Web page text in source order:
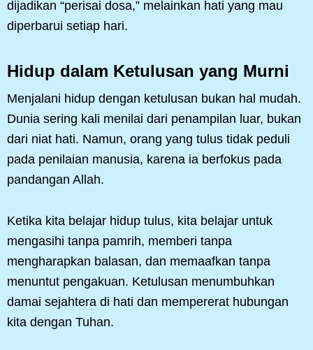
dijadikan “perisai dosa,” melainkan hati yang mau
diperbarui setiap hari.
Hidup dalam Ketulusan yang Murni
Menjalani hidup dengan ketulusan bukan hal mudah.
Dunia sering kali menilai dari penampilan luar, bukan
dari niat hati. Namun, orang yang tulus tidak peduli
pada penilaian manusia, karena ia berfokus pada
pandangan Allah.
Ketika kita belajar hidup tulus, kita belajar untuk
mengasihi tanpa pamrih, memberi tanpa
mengharapkan balasan, dan memaafkan tanpa
menuntut pengakuan. Ketulusan menumbuhkan
damai sejahtera di hati dan mempererat hubungan
kita dengan Tuhan.